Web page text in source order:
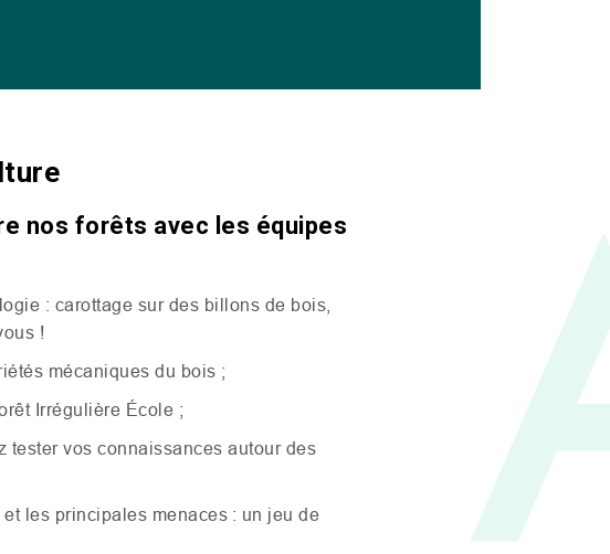
nos forêts avec les équipes
: carottage sur des billons de bois,
!
mécaniques du bois ;
Irrégulière École ;
tester vos connaissances autour des
les principales menaces : un jeu de